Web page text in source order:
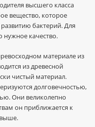
высшего класса
вещество, которое
развитию бактерий. Для
нужное качество.
материале из
из древесной
чистый материал.
долговечностью,
Они великолепно
он приближается к